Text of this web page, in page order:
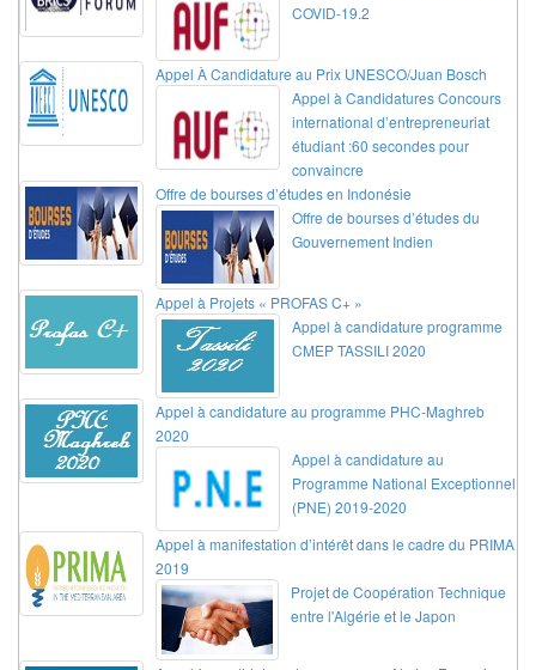
COVID-19.2
Appel À Candidature au Prix UNESCO/Juan Bosch
Appel à Candidatures Concours
international d’entrepreneuriat
étudiant :60 secondes pour
convaincre
Offre de bourses d’études en Indonésie
Offre de bourses d’études du
Gouvernement Indien
Appel à Projets « PROFAS C+ »
Appel à candidature programme
CMEP TASSILI 2020
Appel à candidature au programme PHC-Maghreb
2020
Appel à candidature au
Programme National Exceptionnel
(PNE) 2019-2020
Appel à manifestation d’intérêt dans le cadre du PRIMA
2019
Projet de Coopération Technique
entre l'Algérie et le Japon